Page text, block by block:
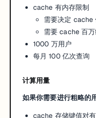
cache 有内存限制
需要决定 cache
需要 cache 百
1000 万用户
每月 100 亿次查询
计算用量
如果你需要进行粗略的
cache 存储键值对